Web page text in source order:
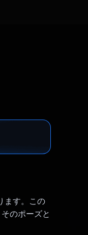
ます。この
のポーズと